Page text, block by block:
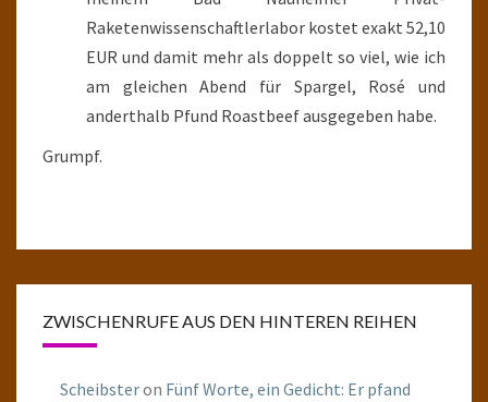
Raketenwissenschaftlerlabor kostet exakt 52,10
EUR und damit mehr als doppelt so viel, wie ich
am gleichen Abend für Spargel, Rosé und
anderthalb Pfund Roastbeef ausgegeben habe.
Grumpf.
ZWISCHENRUFE AUS DEN HINTEREN REIHEN
Scheibsteron Fünf Worte, ein Gedicht: Er pfand